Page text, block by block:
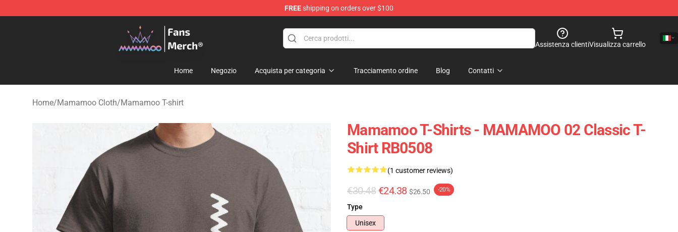
FREEshipping on orders over $100
Mamamoo Store - Official Mamamoo Merchandise Shop
Assistenza clientiVisualizza carrello
Home Negozio Acquista per categoria Tracciamento ordine Blog Contatti
Home/Mamamoo Cloth/Mamamoo T-shirt
Mamamoo T-Shirts - MAMAMOO 02 Classic T-
Shirt RB0508
(1 customer reviews)
€30.48 €24.38 $26.50 -20%
Type
Unisex